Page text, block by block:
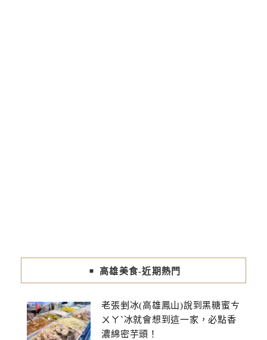
高雄美食-近期熱門
老張剉冰(高雄鳳山)說到黑糖蜜ㄘ
ㄨㄚˋ冰就會想到這一家，必點香
濃綿密芋頭！